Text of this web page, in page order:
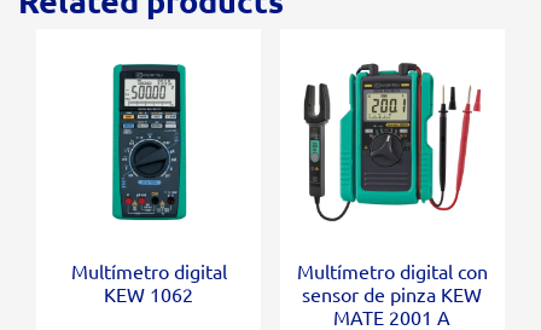
Multímetro digital
KEW 1062
Multímetro digital con
sensor de pinza KEW
MATE 2001 A